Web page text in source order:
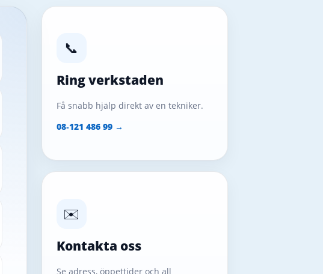
📞
Ring verkstaden
Få snabb hjälp direkt av en tekniker.
08‑121 486 99 →
✉️
Kontakta oss
Se adress, öppettider och all